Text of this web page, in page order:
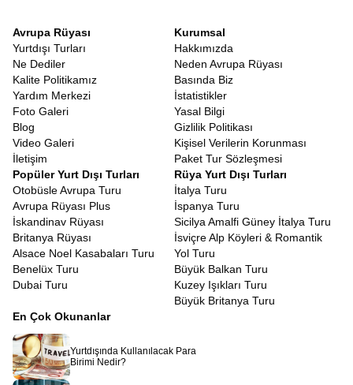
Avrupa Rüyası
Yurtdışı Turları
Ne Dediler
Kalite Politikamız
Yardım Merkezi
Foto Galeri
Blog
Video Galeri
İletişim
Kurumsal
Hakkımızda
Neden Avrupa Rüyası
Basında Biz
İstatistikler
Yasal Bilgi
Gizlilik Politikası
Kişisel Verilerin Korunması
Paket Tur Sözleşmesi
Popüler Yurt Dışı Turları
Otobüsle Avrupa Turu
Avrupa Rüyası Plus
İskandinav Rüyası
Britanya Rüyası
Alsace Noel Kasabaları Turu
Benelüx Turu
Dubai Turu
Rüya Yurt Dışı Turları
İtalya Turu
İspanya Turu
Sicilya Amalfi Güney İtalya Turu
İsviçre Alp Köyleri & Romantik
Yol Turu
Büyük Balkan Turu
Kuzey Işıkları Turu
Büyük Britanya Turu
En Çok Okunanlar
Yurtdışında Kullanılacak Para
Birimi Nedir?